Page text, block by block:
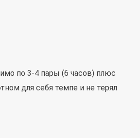
по 3-4 пары (6 часов) плюс
для себя темпе и не терял